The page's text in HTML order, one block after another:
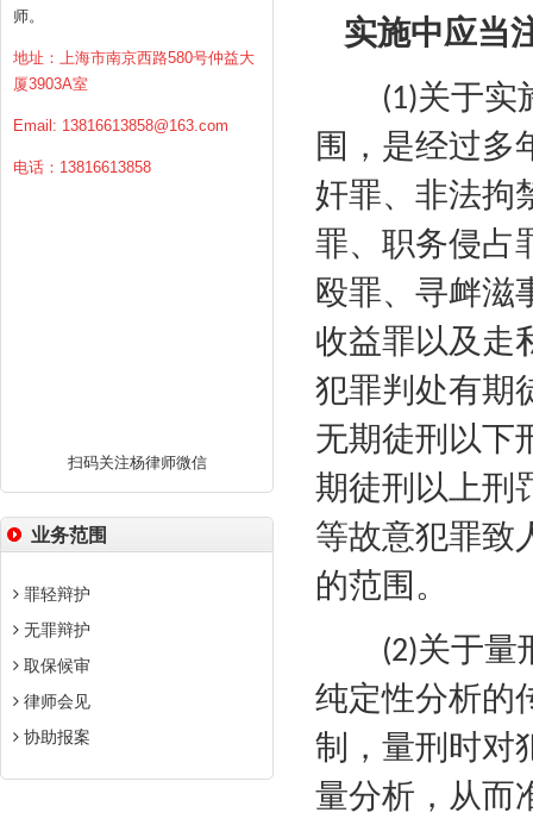
师。
地址：上海市南京西路580号仲益大
厦3903A室
Email: 13816613858@163.com
电话：13816613858
扫码关注杨律师微信
业务范围
罪轻辩护
无罪辩护
取保候审
律师会见
协助报案
实施中应当
(1)关于实
围，是经过多
奸罪、非法拘
罪、职务侵占
殴罪、寻衅滋
收益罪以及走
犯罪判处有期
无期徒刑以下
期徒刑以上刑
等故意犯罪致
的范围。
(2)关于量
纯定性分析的
制，量刑时对
量分析，从而